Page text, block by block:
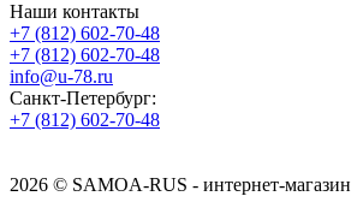
Наши контакты
+7 (812) 602-70-48
+7 (812) 602-70-48
info@u-78.ru
Санкт-Петербург:
+7 (812) 602-70-48
2026 © SAMOA-RUS - интернет-магазин